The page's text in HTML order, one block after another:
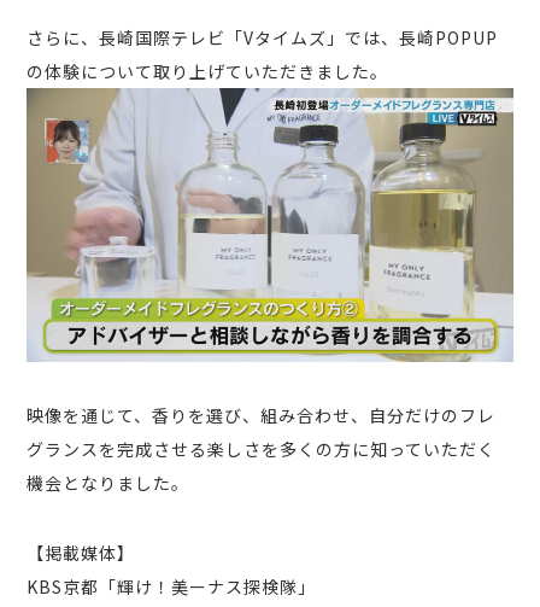
さらに、長崎国際テレビ「Vタイムズ」では、長崎POPUP
の体験について取り上げていただきました。
映像を通じて、香りを選び、組み合わせ、自分だけのフレ
グランスを完成させる楽しさを多くの方に知っていただく
機会となりました。
【掲載媒体】
KBS京都「輝け！美ーナス探検隊」